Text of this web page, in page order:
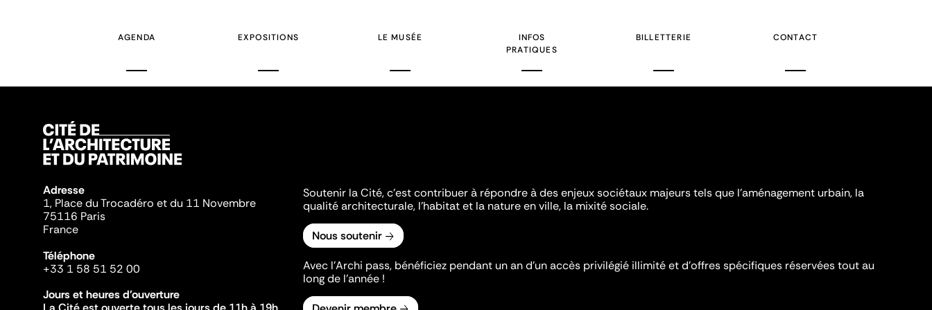
AGENDA EXPOSITIONS LE MUSÉE
INFOS
PRATIQUES
BILLETTERIE CONTACT
Adresse
1, Place du Trocadéro et du 11 Novembre
75116 Paris
France
Téléphone
+33 1 58 51 52 00
Jours et heures d'ouverture
Soutenir la Cité, c'est contribuer à répondre à des enjeux sociétaux majeurs tels que l'aménagement urbain, la
qualité architecturale, l'habitat et la nature en ville, la mixité sociale.
Nous soutenir
Avec l’Archi pass, bénéficiez pendant un an d’un accès privilégié illimité et d’offres spécifiques réservées tout au
long de l’année !